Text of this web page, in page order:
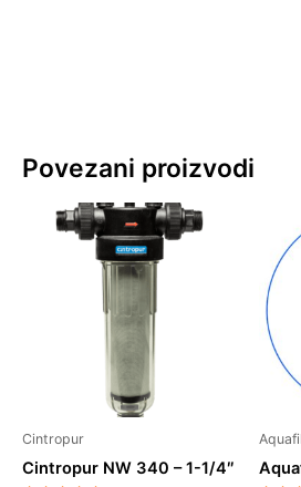
Povezani proizvodi
Cintropur
Cintropur NW 340 – 1-1/4″